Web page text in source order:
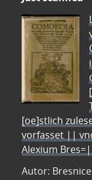
[oe]stlich
vorfasset ||
Alexium
Autor: